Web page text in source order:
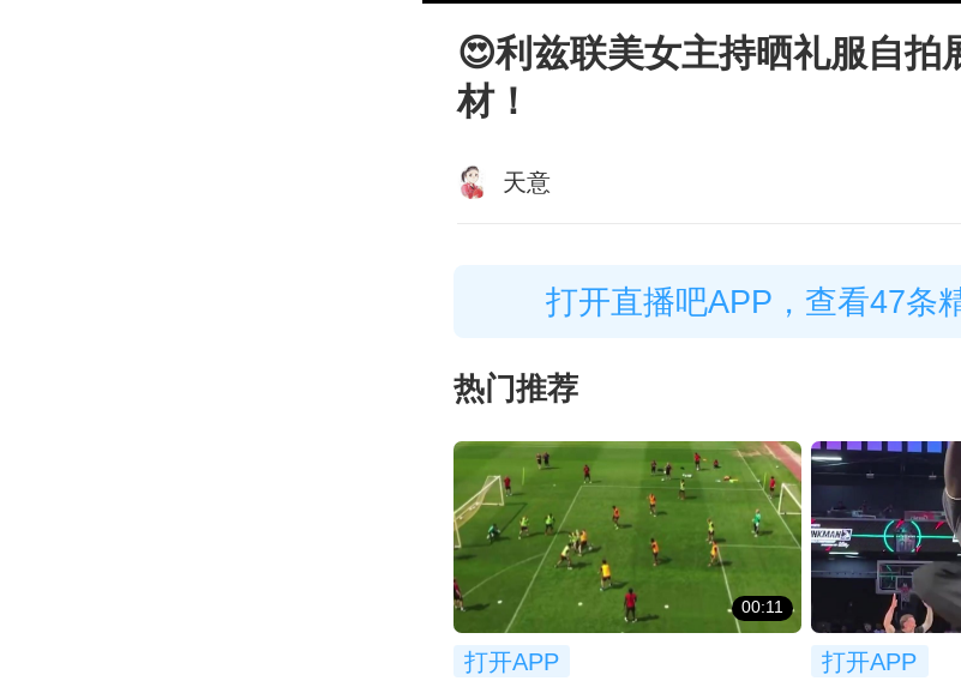
😍利兹联美女主持晒礼服自拍
材！
天意
打开直播吧APP，查看47条
热门推荐
00:11
打开APP 打开APP